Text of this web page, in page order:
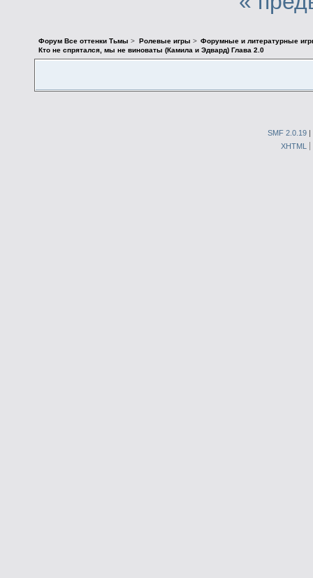
Форум Все оттенки Тьмы > Ролевые игры > Форумные и литературные
Кто не спрятался, мы не виноваты (Камила и Эдвард) Глава 2.0
SMF 2.0.19 |
XHTML